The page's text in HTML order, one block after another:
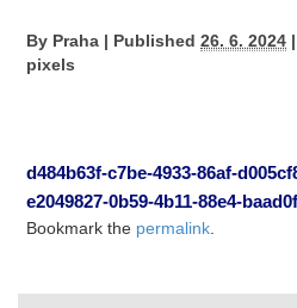
By Praha | Published 26. 6. 2024 |
pixels
d484b63f-c7be-4933-86af-
e2049827-0b59-4b11-88e4-
Bookmark the permalink